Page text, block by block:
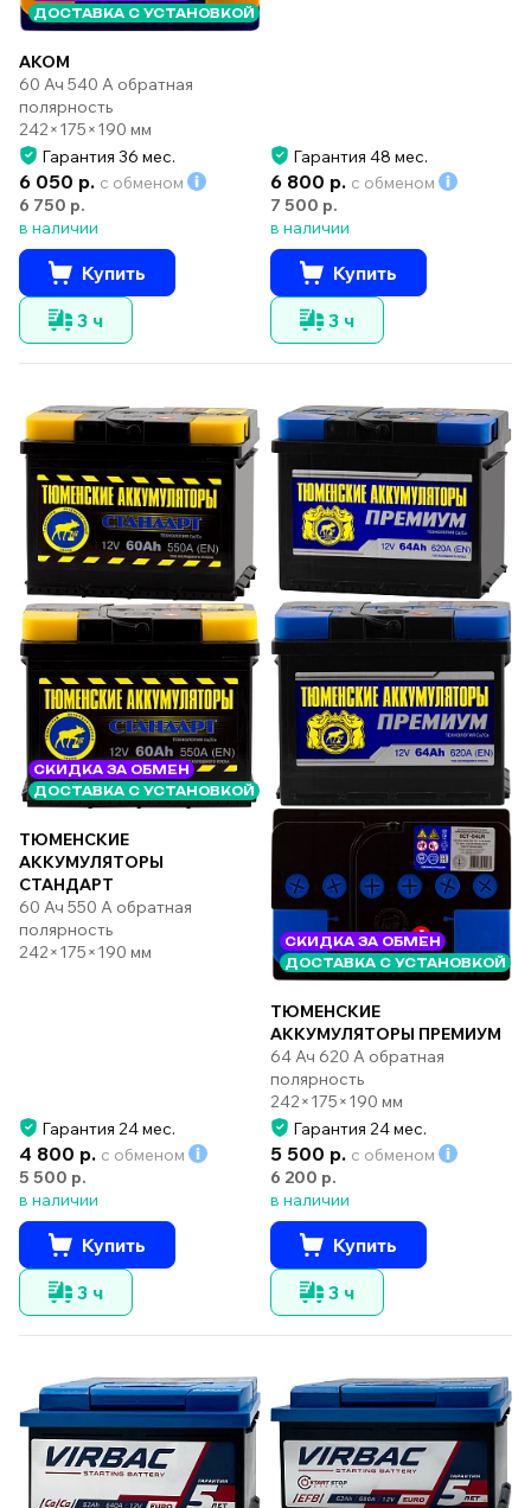
ДОСТАВКА С УСТАНОВКОЙ
AKOM
60 Ач 540 А обратная
полярность
242×175×190 мм
Гарантия 36 мес.
6 050 р. с обменом
6 750 р.
в наличии
Купить
3 ч
Гарантия 48 мес.
6 800 р. с обменом
7 500 р.
в наличии
Купить
3 ч
СКИДКА ЗА ОБМЕН
ДОСТАВКА С УСТАНОВКОЙ
ТЮМЕНСКИЕ
АККУМУЛЯТОРЫ
СТАНДАРТ
60 Ач 550 А обратная
полярность
242×175×190 мм
Гарантия 24 мес.
4 800 р. с обменом
5 500 р.
в наличии
Купить
3 ч
СКИДКА ЗА ОБМЕН
ДОСТАВКА С УСТАНОВКОЙ
ТЮМЕНСКИЕ
АККУМУЛЯТОРЫ ПРЕМИУМ
64 Ач 620 А обратная
полярность
242×175×190 мм
Гарантия 24 мес.
5 500 р. с обменом
6 200 р.
в наличии
Купить
3 ч